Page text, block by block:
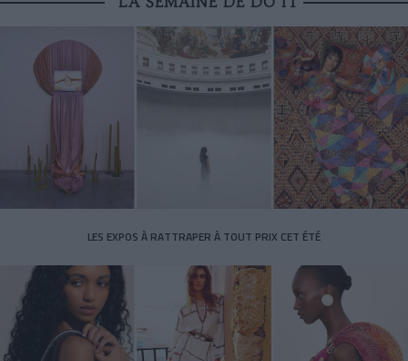
LES EXPOS À RATTRAPER À TOUT PRIX CET ÉTÉ